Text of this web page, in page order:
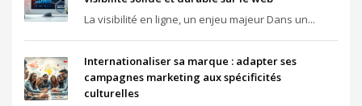
La visibilité en ligne, un enjeu majeur Dans un...
Internationaliser sa marque : adapter ses
campagnes marketing aux spécificités
culturelles